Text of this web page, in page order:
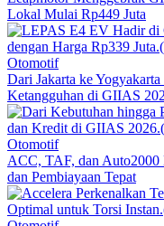
Lokal Mulai Rp449 Juta
Otomotif
Dari Jakarta ke
Ketangguhan di GIIAS
Otomotif
ACC, TAF, dan Auto2000
dan Pembiayaan Tepat